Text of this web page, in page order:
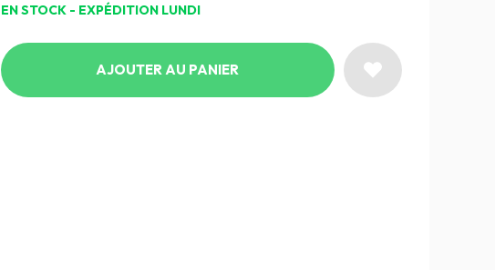
EN STOCK - EXPÉDITION LUNDI
AJOUTER AU PANIER